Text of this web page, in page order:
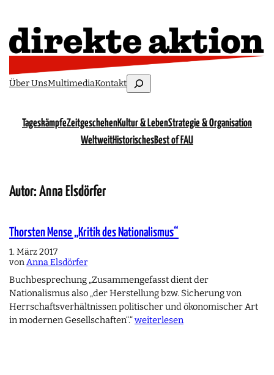
Über UnsMultimediaKontaktSuchen
TageskämpfeZeitgeschehenKultur & LebenStrategie & Organisation
WeltweitHistorischesBest of FAU
Autor: Anna Elsdörfer
Thorsten Mense „Kritik des Nationalismus“
1. März 2017
vonAnna Elsdörfer
Buchbesprechung „Zusammengefasst dient der
Nationalismus also „der Herstellung bzw. Sicherung von
Herrschaftsverhältnissen politischer und ökonomischer Art
in modernen Gesellschaften“.“weiterlesen